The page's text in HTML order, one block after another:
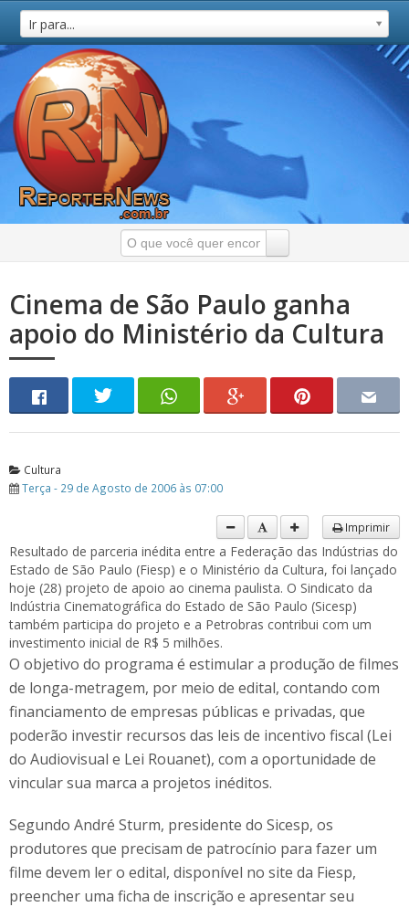
Ir para...
Cinema de São Paulo ganha
apoio do Ministério da Cultura
Cultura
Terça - 29 de Agosto de 2006 às 07:00
Imprimir
Resultado de parceria inédita entre a Federação das Indústrias do
Estado de São Paulo (Fiesp) e o Ministério da Cultura, foi lançado
hoje (28) projeto de apoio ao cinema paulista. O Sindicato da
Indústria Cinematográfica do Estado de São Paulo (Sicesp)
também participa do projeto e a Petrobras contribui com um
investimento inicial de R$ 5 milhões.
O objetivo do programa é estimular a produção de filmes
de longa-metragem, por meio de edital, contando com
financiamento de empresas públicas e privadas, que
poderão investir recursos das leis de incentivo fiscal (Lei
do Audiovisual e Lei Rouanet), com a oportunidade de
vincular sua marca a projetos inéditos.
Segundo André Sturm, presidente do Sicesp, os
produtores que precisam de patrocínio para fazer um
filme devem ler o edital, disponível no site da Fiesp,
preencher uma ficha de inscrição e apresentar seu